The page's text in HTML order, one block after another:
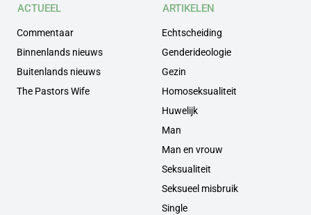
ACTUEEL
Commentaar
Binnenlands nieuws
Buitenlands nieuws
The Pastors Wife
ARTIKELEN
Echtscheiding
Genderideologie
Gezin
Homoseksualiteit
Huwelijk
Man
Man en vrouw
Seksualiteit
Seksueel misbruik
Single